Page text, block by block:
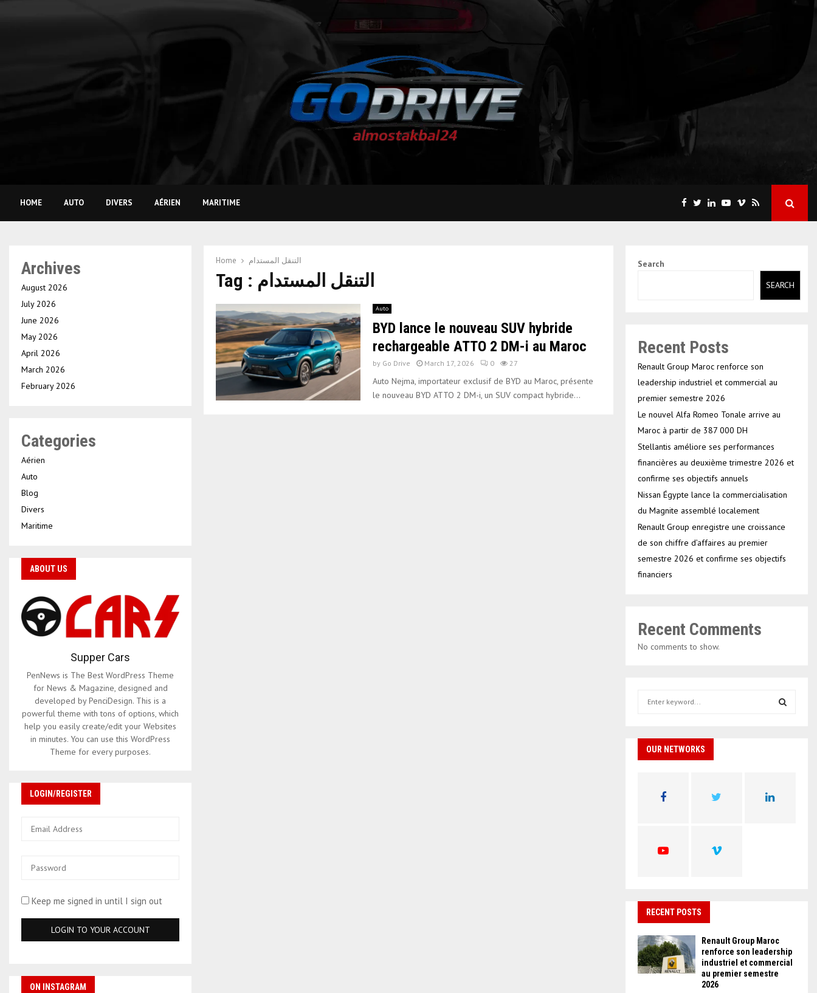
HOME AUTO DIVERS AÉRIEN MARITIME
Home التنقل المستدام
Tag : التنقل المستدام
Auto
BYD lance le nouveau SUV hybride
rechargeable ATTO 2 DM-i au Maroc
by Go Drive March 17, 2026 0 27
Auto Nejma, importateur exclusif de BYD au Maroc, présente
le nouveau BYD ATTO 2 DM-i, un SUV compact hybride...
Archives
August 2026
July 2026
June 2026
May 2026
April 2026
March 2026
February 2026
Categories
Aérien
Auto
Blog
Divers
Maritime
ABOUT US
Supper Cars
PenNews is The Best WordPress Theme
for News & Magazine, designed and
developed by PenciDesign. This is a
powerful theme with tons of options, which
help you easily create/edit your Websites
in minutes. You can use this WordPress
Theme for every purposes.
LOGIN/REGISTER
Keep me signed in until I sign out
ON INSTAGRAM
Search
SEARCH
Recent Posts
Renault Group Maroc renforce son
leadership industriel et commercial au
premier semestre 2026
Le nouvel Alfa Romeo Tonale arrive au
Maroc à partir de 387 000 DH
Stellantis améliore ses performances
financières au deuxième trimestre 2026 et
confirme ses objectifs annuels
Nissan Égypte lance la commercialisation
du Magnite assemblé localement
Renault Group enregistre une croissance
de son chiffre d’affaires au premier
semestre 2026 et confirme ses objectifs
financiers
Recent Comments
No comments to show.
h
OUR NETWORKS
RECENT POSTS
Renault Group Maroc
renforce son leadership
industriel et commercial
au premier semestre
2026